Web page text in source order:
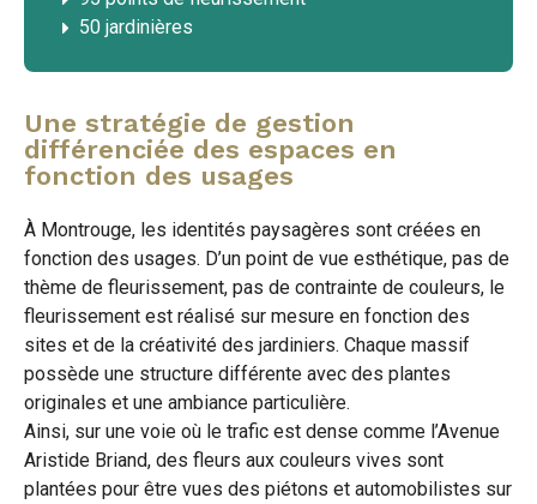
50 jardinières
Une stratégie de gestion
différenciée des espaces en
fonction des usages
À Montrouge, les identités paysagères sont créées en
fonction des usages. D’un point de vue esthétique, pas de
thème de fleurissement, pas de contrainte de couleurs, le
fleurissement est réalisé sur mesure en fonction des
sites et de la créativité des jardiniers. Chaque massif
possède une structure différente avec des plantes
originales et une ambiance particulière.
Ainsi, sur une voie où le trafic est dense comme l’Avenue
Aristide Briand, des fleurs aux couleurs vives sont
plantées pour être vues des piétons et automobilistes sur